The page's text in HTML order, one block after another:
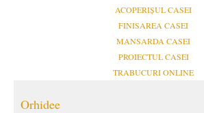
ACOPERIȘUL CASEI
FINISAREA CASEI
MANSARDA CASEI
PROIECTUL CASEI
TRABUCURI ONLINE
Orhidee